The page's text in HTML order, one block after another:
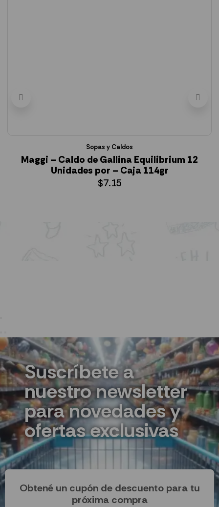
Sopas y Caldos
Maggi – Caldo de Gallina Equilibrium 12
Unidades por – Caja 114gr
$7.15
Suscríbete a
nuestro newsletter
para novedades y
ofertas exclusivas
Obtené un cupón de descuento para tu
próxima compra